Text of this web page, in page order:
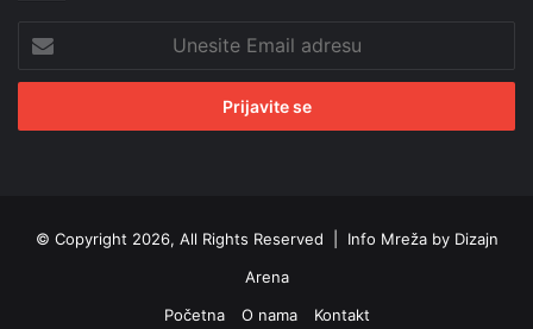
Email
adresu
© Copyright 2026, All Rights Reserved | Info Mreža by Dizajn
Arena
Početna
O nama Kontakt